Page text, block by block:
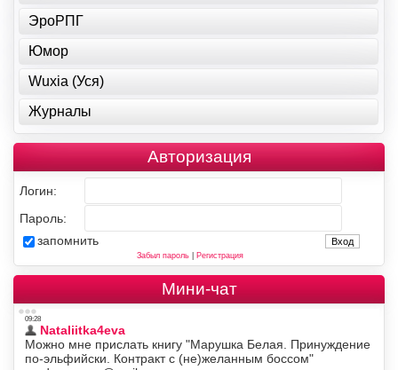
ЭроРПГ
Юмор
Wuxia (Уся)
Журналы
Авторизация
Логин:
Пароль:
запомнить
Забыл пароль| Регистрация
Мини-чат